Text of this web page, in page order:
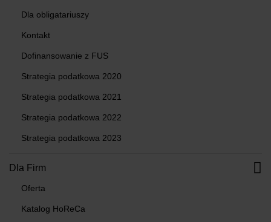
Dla obligatariuszy
Kontakt
Dofinansowanie z FUS
Strategia podatkowa 2020
Strategia podatkowa 2021
Strategia podatkowa 2022
Strategia podatkowa 2023
Dla Firm
Oferta
Katalog HoReCa